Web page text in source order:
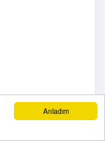
Anladım